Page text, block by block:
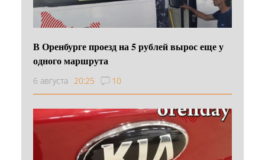
В Оренбурге проезд на 5 рублей вырос еще у
одного маршрута
6 августа 20:25 10